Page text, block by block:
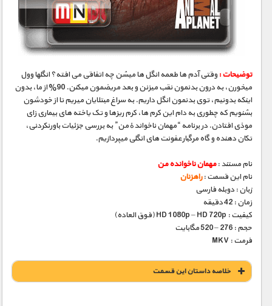
مستند های اختصاصی
توضیحات : وقتی آدم ها طعمه انگل ها میشن چه اتفاقی می افته؟ انگلها وول
میخورن، به درون بدنمون نقب میزنن و بعد مریضمون میکنن. 90% از ما، بدون
اینکه بدونیم، توی بدنمون انگل داریم. به سراغ مبتلایان میریم تا از خودشون
بشنویم که چطوری به دام این کرم ها، کرم ریزها و تک یاخته های بیماری زای
موذی افتادن. در برنامه “مهمان ناخواندهٔ من” به بررسی جزئیات باورنکردنی،
تکان دهنده و گاه مرگبارعفونت های انگلی میپردازیم.
نام مستند :مهمان ناخوانده من
نام این قسمت :راهزنان
زبان : دوبله فارسی
زمان : 42 دقیقه
کیفیت : HD 1080p – HD 720p (فوق العاده)
حجم : 276 – 520 مگابایت
فرمت : MKV
خلاصه داستان این قسمت